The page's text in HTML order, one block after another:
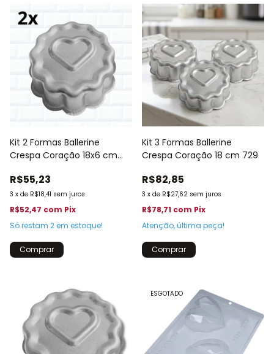
Kit 2 Formas Ballerine
Crespa Coração 18x6 cm
R$55,23
3 x de R$18,41 sem juros
R$52,47 com Pix
Só restam 2em estoque!
Kit 3 Formas Ballerine
Crespa Coração 18 cm 729
R$82,85
3 x de R$27,62 sem juros
R$78,71 com Pix
Atenção, última peça!
ESGOTADO